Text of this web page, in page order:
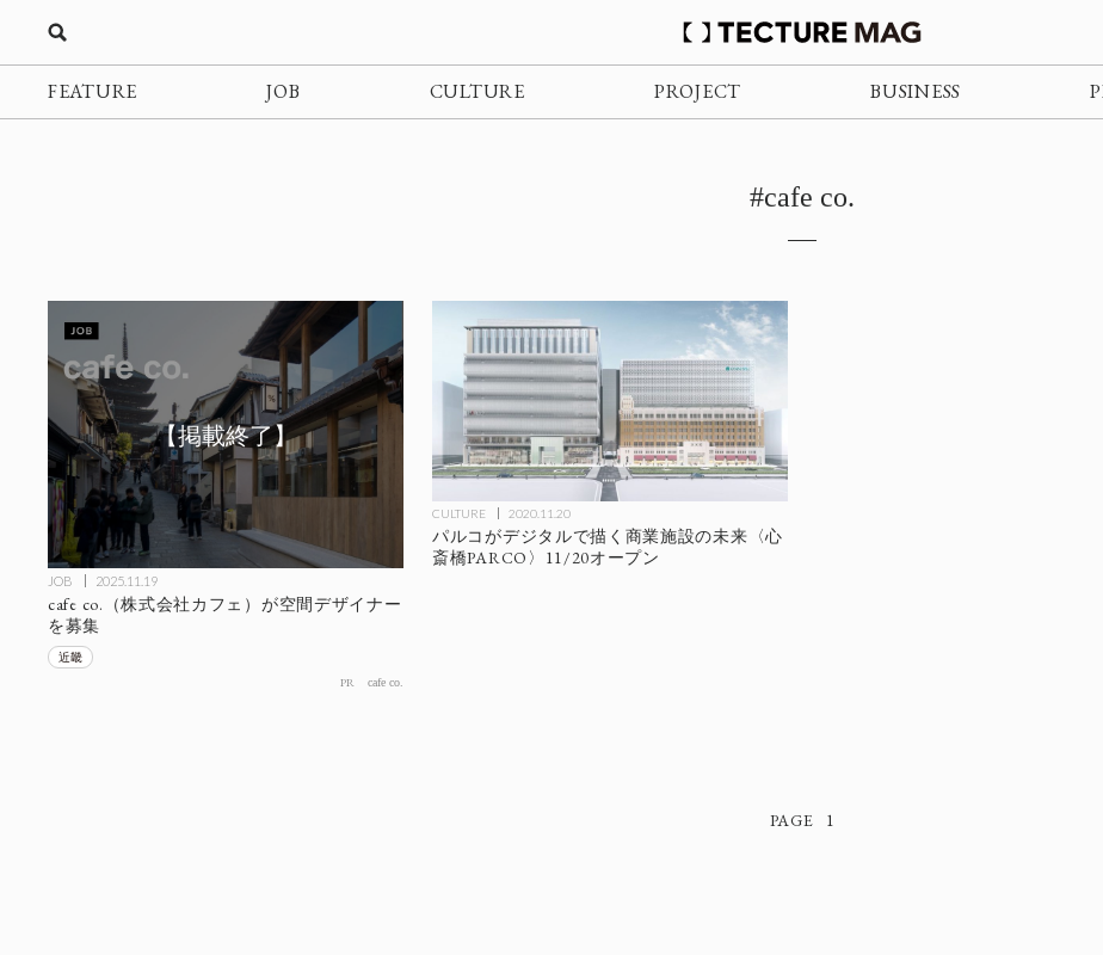
FEATURE JOB CULTURE PROJECT BUSINESS
#cafe co.
JOB 2025.11.19
cafe co.（株式会社カフェ）が空間デザイナー
を募集
近畿
PR cafe co.
CULTURE 2020.11.20
パルコがデジタルで描く商業施設の未来〈心
斎橋PARCO〉11/20オープン
1